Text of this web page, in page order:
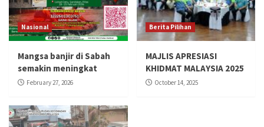
Nasional
Mangsa banjir di Sabah
semakin meningkat
February 27, 2026
Berita Pilihan
MAJLIS APRESIASI
KHIDMAT MALAYSIA 2025
October 14, 2025